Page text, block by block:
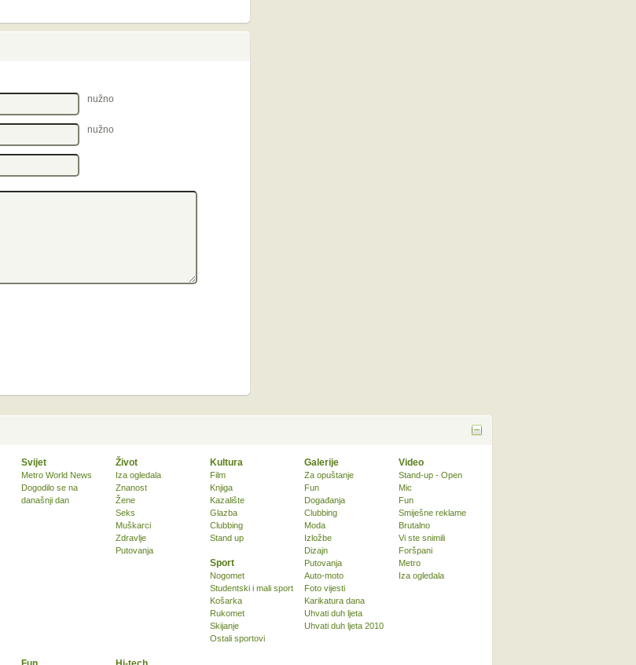
nužno
nužno
Svijet
Metro World News
Dogodilo se na
današnji dan
Život
Iza ogledala
Znanost
Žene
Seks
Muškarci
Zdravlje
Putovanja
Kultura
Film
Knjiga
Kazalište
Glazba
Clubbing
Stand up
Sport
Nogomet
Studentski i mali sport
Košarka
Rukomet
Skijanje
Ostali sportovi
Galerije
Za opuštanje
Fun
Događanja
Clubbing
Moda
Izložbe
Dizajn
Putovanja
Auto-moto
Foto vijesti
Karikatura dana
Uhvati duh ljeta
Uhvati duh ljeta 2010
Video
Stand-up - Open
Mic
Fun
Smiješne reklame
Brutalno
Vi ste snimili
Foršpani
Metro
Iza ogledala